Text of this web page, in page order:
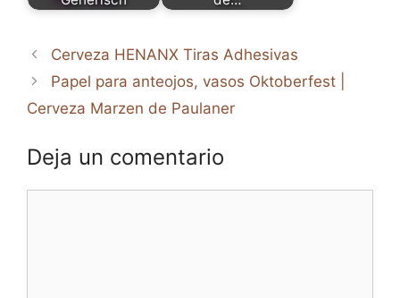
Cerveza HENANX Tiras Adhesivas
Papel para anteojos, vasos Oktoberfest |
Cerveza Marzen de Paulaner
Deja un comentario